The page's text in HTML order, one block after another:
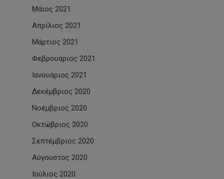
Μάιος 2021
Απρίλιος 2021
Μάρτιος 2021
Φεβρουάριος 2021
Ιανουάριος 2021
Δεκέμβριος 2020
Νοέμβριος 2020
Οκτώβριος 2020
Σεπτέμβριος 2020
Αύγουστος 2020
Ιούλιος 2020